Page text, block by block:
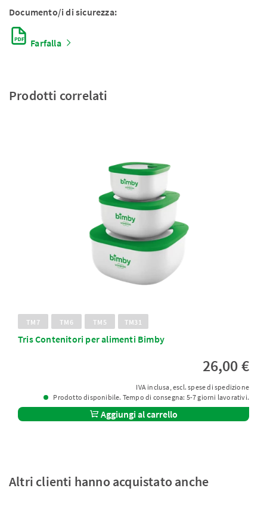
Documento/i di sicurezza:
Farfalla
Prodotti correlati
TM7 TM6 TM5 TM31
Tris Contenitori per alimenti Bimby
26,00 €
IVA inclusa, escl. spese di spedizione
Prodotto disponibile. Tempo di consegna: 5-7 giorni lavorativi.
Aggiungi al carrello
Altri clienti hanno acquistato anche